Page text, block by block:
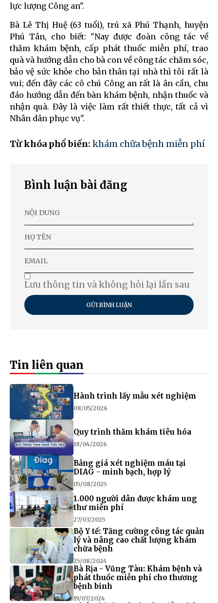
lực lượng Công an".
Bà Lê Thị Huệ (63 tuổi), trú xã Phú Thạnh, huyện
Phú Tân, cho biết: "Nay được đoàn công tác về
thăm khám bệnh, cấp phát thuốc miễn phí, trao
quà và hướng dẫn cho bà con về công tác chăm sóc,
bảo vệ sức khỏe cho bản thân tại nhà thì tôi rất là
vui; đến đây các cô chú Công an rất là ân cần, chu
đáo hướng dẫn đến bàn khám bệnh, nhận thuốc và
nhận quà. Đây là việc làm rất thiết thực, tất cả vì
Nhân dân phục vụ".
Từ khóa phổ biến: khám chữa bệnh miễn phí
Bình luận bài đăng
Lưu thông tin và không hỏi lại lần sau
GỬI BÌNH LUẬN
Tin liên quan
Hành trình lấy mẫu xét nghiệm
08/05/2026
Quy trình thăm khám tiêu hóa
18/04/2026
Bảng giá xét nghiệm máu tại
DIAG - minh bạch, hợp lý
05/08/2025
1.000 người dân được khám ung
thư miễn phí
27/03/2025
Bộ Y tế: Tăng cường công tác quản
lý và nâng cao chất lượng khám
chữa bệnh
25/08/2024
Bà Rịa - Vũng Tàu: Khám bệnh và
phát thuốc miễn phí cho thương
bệnh binh
19/07/2024